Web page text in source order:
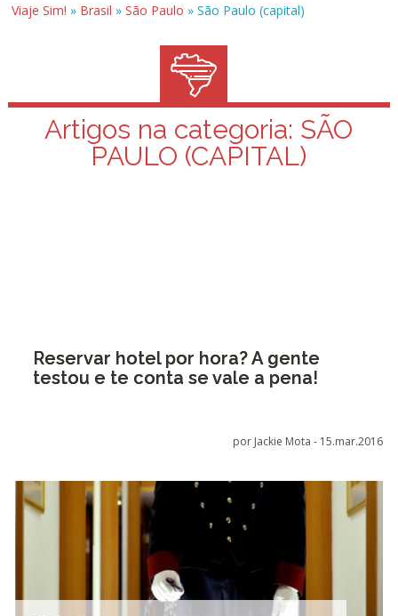
Viaje Sim! » Brasil »São Paulo »São Paulo (capital)
Artigos na categoria: SÃO
PAULO (CAPITAL)
Reservar hotel por hora? A gente
testou e te conta se vale a pena!
por Jackie Mota - 15.mar.2016